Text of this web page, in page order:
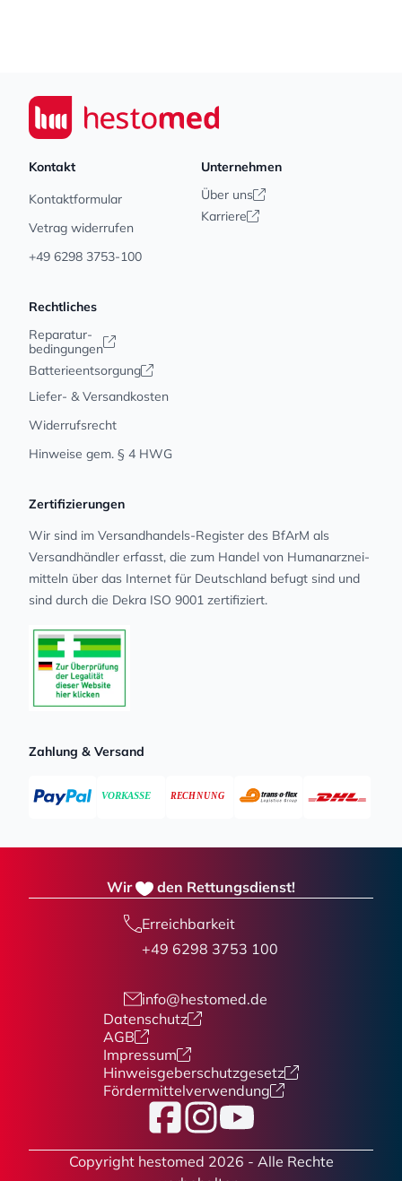
Seiwert GmbH
Kontakt
Kontaktformular
Vetrag widerrufen
+49 6298 3753-100
Unternehmen
Über uns
Karriere
Rechtliches
Reparatur-
bedingungen
Batterieentsorgung
Liefer- & Versandkosten
Widerrufsrecht
Hinweise gem. § 4 HWG
Zertifizierungen
Wir sind im Versandhandels-Register des BfArM als
Versandhändler erfasst, die zum Handel von Human­arz­nei­
mit­teln über das Internet für Deutschland befugt sind und
sind durch die Dekra ISO 9001 zertifiziert.
Zahlung & Versand
Wir den Rettungsdienst!
Erreichbarkeit
+49 6298 3753 100
info@hestomed.de
Datenschutz
AGB
Impressum
Hinweisgeberschutzgesetz
Fördermittelverwendung
FacebookInstagram
YouTube
Copyright hestomed 2026 - Alle Rechte